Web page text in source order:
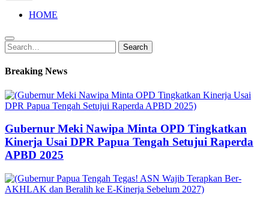
HOME
Search
for:
Search
Breaking News
Gubernur Meki Nawipa Minta OPD Tingkatkan
Kinerja Usai DPR Papua Tengah Setujui Raperda
APBD 2025